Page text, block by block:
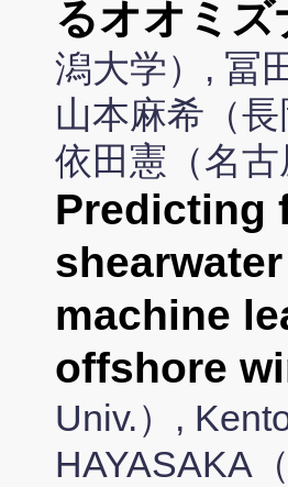
るオオミ
潟大学）, 冨
山本麻希（
依田憲（名
Predicting
shearwater
machine
offshore
Univ.）,
HAYASAKA